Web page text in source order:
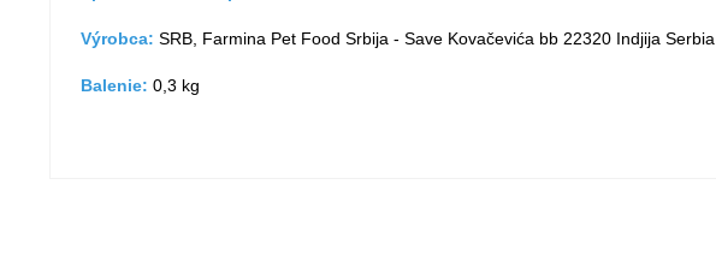
Výrobca: SRB, Farmina Pet Food Srbija - Save Kovačevića bb 22320 Indjija Serbia
Balenie: 0,3 kg